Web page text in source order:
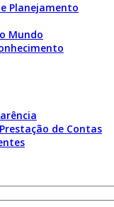
Planejamento
Mundo
de Contas